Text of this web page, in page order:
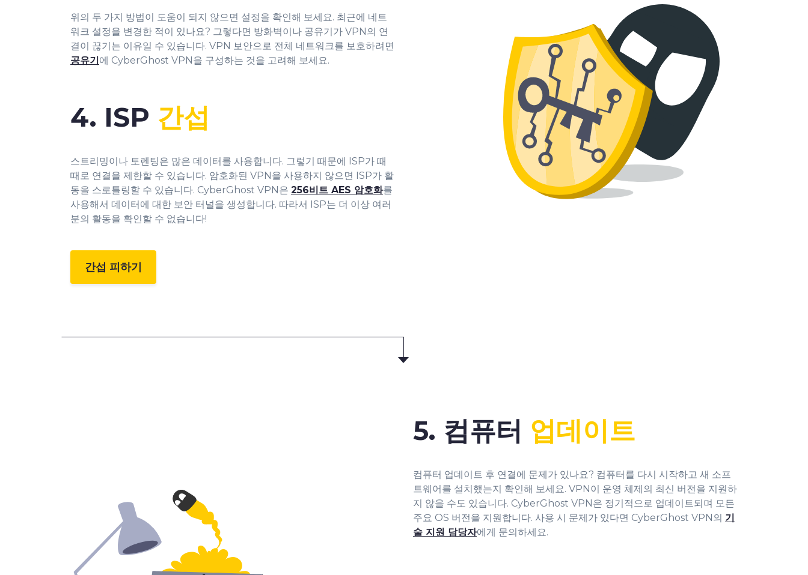
위의 두 가지 방법이 도움이 되지 않으면 설정을 확인해 보세요. 최근에 네트
워크 설정을 변경한 적이 있나요? 그렇다면 방화벽이나 공유기가 VPN의 연
결이 끊기는 이유일 수 있습니다. VPN 보안으로 전체 네트워크를 보호하려면
공유기 에 CyberGhost VPN을 구성하는 것을 고려해 보세요.
4. ISP 간섭
스트리밍이나 토렌팅은 많은 데이터를 사용합니다. 그렇기 때문에 ISP가 때
때로 연결을 제한할 수 있습니다. 암호화된 VPN을 사용하지 않으면 ISP가 활
동을 스로틀링할 수 있습니다. CyberGhost VPN은 256비트 AES 암호화를
사용해서 데이터에 대한 보안 터널을 생성합니다. 따라서 ISP는 더 이상 여러
분의 활동을 확인할 수 없습니다!
간섭 피하기
5. 컴퓨터 업데이트
컴퓨터 업데이트 후 연결에 문제가 있나요? 컴퓨터를 다시 시작하고 새 소프
트웨어를 설치했는지 확인해 보세요. VPN이 운영 체제의 최신 버전을 지원하
지 않을 수도 있습니다. CyberGhost VPN은 정기적으로 업데이트되며 모든
주요 OS 버전을 지원합니다. 사용 시 문제가 있다면 CyberGhost VPN의 기
술 지원 담당자에게 문의하세요.